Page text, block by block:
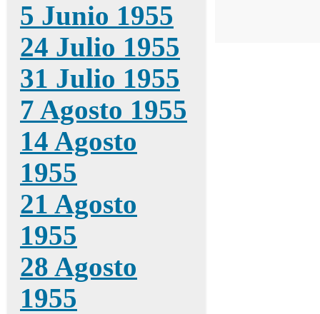
5 Junio 1955
24 Julio 1955
31 Julio 1955
7 Agosto 1955
14 Agosto
1955
21 Agosto
1955
28 Agosto
1955